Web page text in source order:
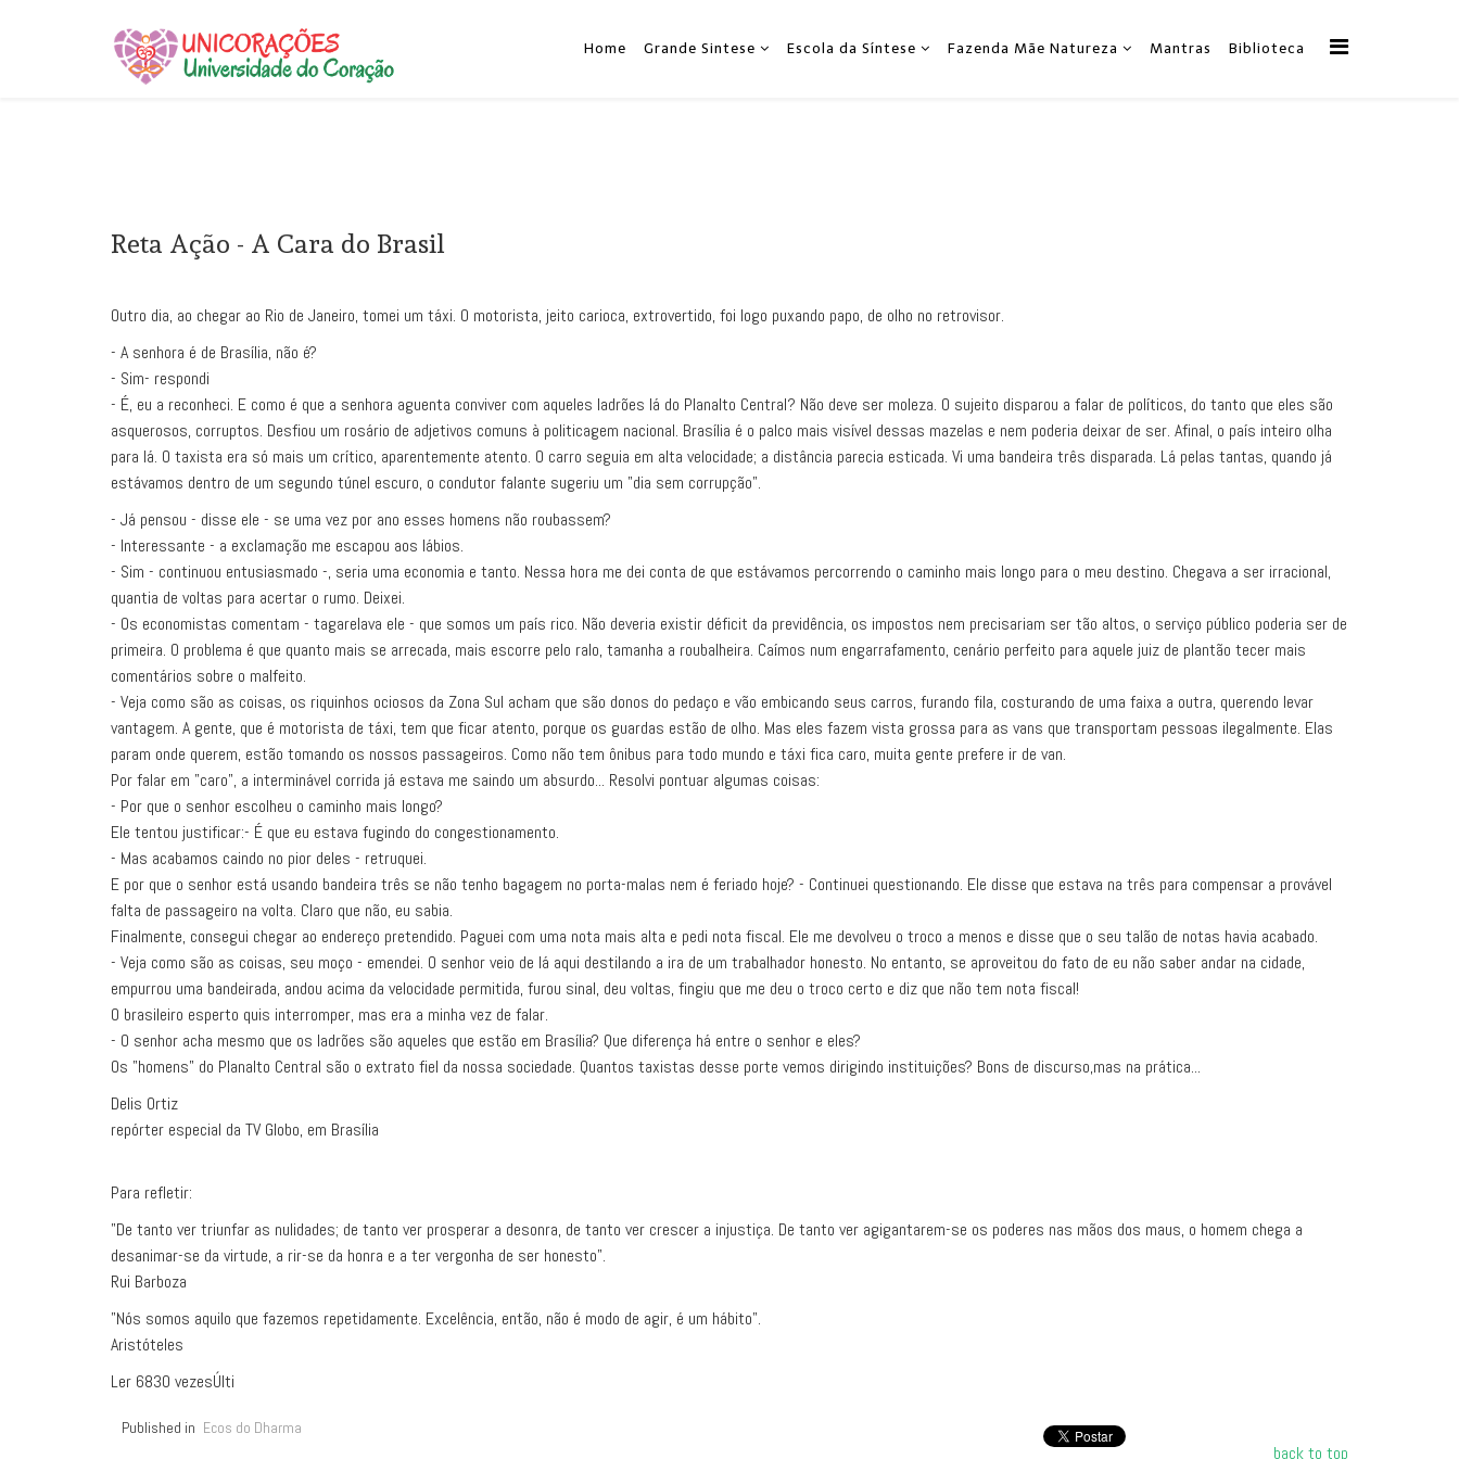
Home Grande Sintese Escola da Síntese Fazenda Mãe Natureza Mantras Biblioteca
Reta Ação - A Cara do Brasil
Outro dia, ao chegar ao Rio de Janeiro, tomei um táxi. O motorista, jeito carioca, extrovertido, foi logo puxando papo, de olho no retrovisor.
- A senhora é de Brasília, não é?
- Sim- respondi
- É, eu a reconheci. E como é que a senhora aguenta conviver com aqueles ladrões lá do Planalto Central? Não deve ser moleza. O sujeito disparou a falar de políticos, do tanto que eles são
asquerosos, corruptos. Desfiou um rosário de adjetivos comuns à politicagem nacional. Brasília é o palco mais visível dessas mazelas e nem poderia deixar de ser. Afinal, o país inteiro olha
para lá. O taxista era só mais um crítico, aparentemente atento. O carro seguia em alta velocidade; a distância parecia esticada. Vi uma bandeira três disparada. Lá pelas tantas, quando já
estávamos dentro de um segundo túnel escuro, o condutor falante sugeriu um "dia sem corrupção".
- Já pensou - disse ele - se uma vez por ano esses homens não roubassem?
- Interessante - a exclamação me escapou aos lábios.
- Sim - continuou entusiasmado -, seria uma economia e tanto. Nessa hora me dei conta de que estávamos percorrendo o caminho mais longo para o meu destino. Chegava a ser irracional,
quantia de voltas para acertar o rumo. Deixei.
- Os economistas comentam - tagarelava ele - que somos um país rico. Não deveria existir déficit da previdência, os impostos nem precisariam ser tão altos, o serviço público poderia ser de
primeira. O problema é que quanto mais se arrecada, mais escorre pelo ralo, tamanha a roubalheira. Caímos num engarrafamento, cenário perfeito para aquele juiz de plantão tecer mais
comentários sobre o malfeito.
- Veja como são as coisas, os riquinhos ociosos da Zona Sul acham que são donos do pedaço e vão embicando seus carros, furando fila, costurando de uma faixa a outra, querendo levar
vantagem. A gente, que é motorista de táxi, tem que ficar atento, porque os guardas estão de olho. Mas eles fazem vista grossa para as vans que transportam pessoas ilegalmente. Elas
param onde querem, estão tomando os nossos passageiros. Como não tem ônibus para todo mundo e táxi fica caro, muita gente prefere ir de van.
Por falar em "caro", a interminável corrida já estava me saindo um absurdo... Resolvi pontuar algumas coisas:
- Por que o senhor escolheu o caminho mais longo?
Ele tentou justificar:- É que eu estava fugindo do congestionamento.
- Mas acabamos caindo no pior deles - retruquei.
E por que o senhor está usando bandeira três se não tenho bagagem no porta-malas nem é feriado hoje? - Continuei questionando. Ele disse que estava na três para compensar a provável
falta de passageiro na volta. Claro que não, eu sabia.
Finalmente, consegui chegar ao endereço pretendido. Paguei com uma nota mais alta e pedi nota fiscal. Ele me devolveu o troco a menos e disse que o seu talão de notas havia acabado.
- Veja como são as coisas, seu moço - emendei. O senhor veio de lá aqui destilando a ira de um trabalhador honesto. No entanto, se aproveitou do fato de eu não saber andar na cidade,
empurrou uma bandeirada, andou acima da velocidade permitida, furou sinal, deu voltas, fingiu que me deu o troco certo e diz que não tem nota fiscal!
O brasileiro esperto quis interromper, mas era a minha vez de falar.
- O senhor acha mesmo que os ladrões são aqueles que estão em Brasília? Que diferença há entre o senhor e eles?
Os "homens" do Planalto Central são o extrato fiel da nossa sociedade. Quantos taxistas desse porte vemos dirigindo instituições? Bons de discurso,mas na prática...
Delis Ortiz
repórter especial da TV Globo, em Brasília
Para refletir:
"De tanto ver triunfar as nulidades; de tanto ver prosperar a desonra, de tanto ver crescer a injustiça. De tanto ver agigantarem-se os poderes nas mãos dos maus, o homem chega a
desanimar-se da virtude, a rir-se da honra e a ter vergonha de ser honesto".
Rui Barboza
"Nós somos aquilo que fazemos repetidamente. Excelência, então, não é modo de agir, é um hábito".
Aristóteles
Ler 6830 vezesÚlti
Published in Ecos do Dharma
back to top